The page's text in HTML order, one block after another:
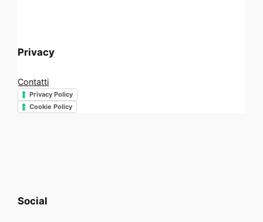
Privacy
Contatti
Privacy Policy
Cookie Policy
Social